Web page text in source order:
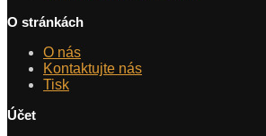
O stránkách
O nás
Kontaktujte nás
Tisk
Účet